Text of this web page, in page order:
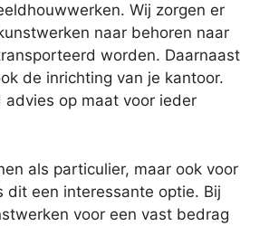
Wij zorgen er
naar behoren naar
worden. Daarnaast
de inrichting van je kantoor.
advies op maat voor ieder
als particulier, maar ook voor
dit een interessante optie. Bij
voor een vast bedrag